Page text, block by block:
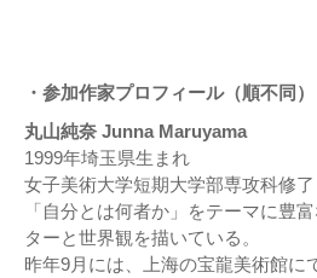
・参加作家プロフィール（順不同）
丸山純奈 Junna Maruyama
1999年埼玉県生まれ
女子美術大学短期大学部専攻科修了
「自分とは何者か」をテーマに豊
ターと世界観を描いている。
昨年9月には、上海の宝龍美術館に